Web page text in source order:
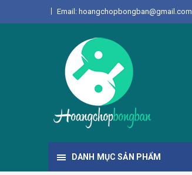
Email: hoangchopbongban@gmail.com
DANH MỤC SẢN PHẨM